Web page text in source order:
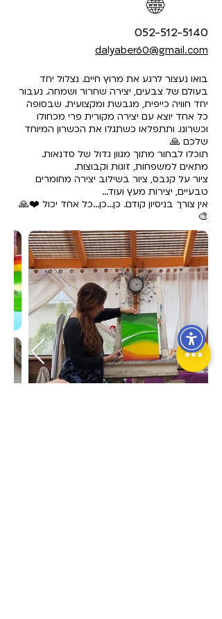
052-512-5140
dalyaber60@gmail.com
בואו נעצור לרגע את מרוץ חיים. נצלול יחד
בעולם של צבעים, יצירה שחרור ושמחה. נעבור
יחד חוויה כייפית, מגבשת ומקצועית. שבסופה
כל אחד יוצא עם יצירה מקורית פרי מכחולו
וכשרונו. ותתפלאו כשתגלו את הכשרון המיוחד
שלכם 🙏
תוכלו לבחור מתוך מגוון גדול של סדנאות.
מתאים למשפחות, זוגות וקבוצות.
ציור על קנבס, ציור בשילוב יצירה מחומרים
טבעיים, יצירות מעץ ועוד...
אין צורך בניסיון קודם. כן...כן...כל אחד יכול ❤️🙏
🎨